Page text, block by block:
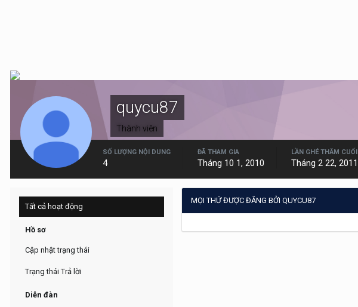
quycu87
Thành viên
SỐ LƯỢNG NỘI DUNG
4
ĐÃ THAM GIA
Tháng 10 1, 2010
LẦN GHÉ THĂM CUỐI
Tháng 2 22, 2011
Tất cả hoạt động
Hồ sơ
Cập nhật trạng thái
Trạng thái Trả lời
Diễn đàn
MỌI THỨ ĐƯỢC ĐĂNG BỞI QUYCU87